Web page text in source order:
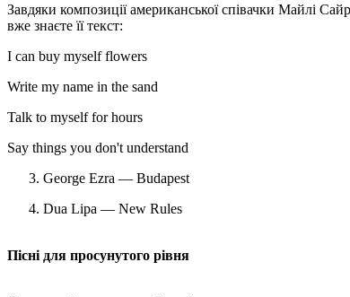
Завдяки композиції американської співачки Майлі
вже знаєте її текст:
I can buy myself flowers
Write my name in the sand
Talk to myself for hours
Say things you don't understand
George Ezra — Budapest
Dua Lipa — New Rules
Пісні для просунутого рівня